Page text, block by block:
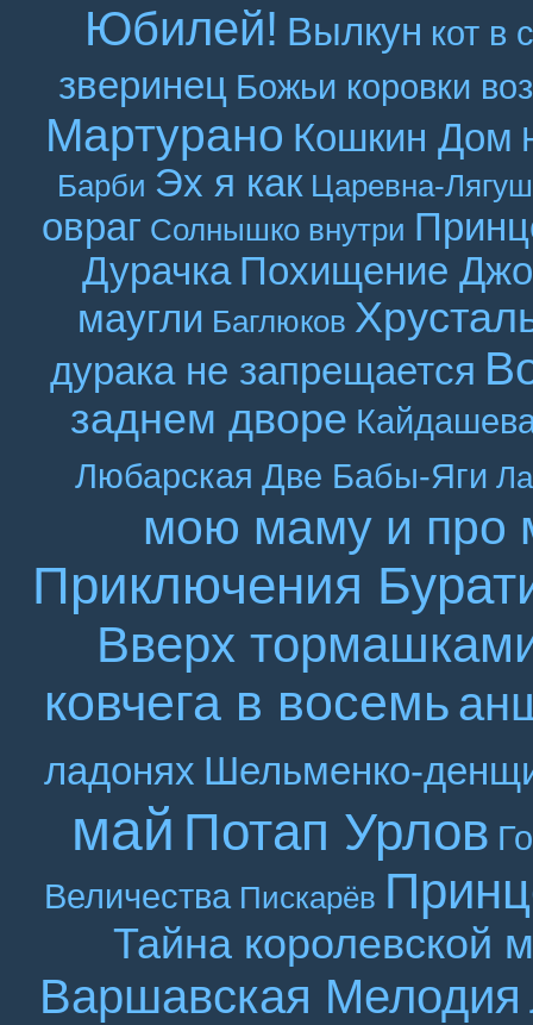
Юбилей! Вылкун кот в
зверинец Божьи коровки
Мартурано Кошкин Дом
Барби Эх я как Царевна-
овраг Солнышко внутри
Дурачка Похищение
маугли Баглюков
дурака не запрещается
заднем дворе
Любарская Две Бабы-Яги
мою маму и про
Приключения
Вверх
ковчега в восемь
ладонях Шельменко-
май Потап Урлов
Величества Пискарёв
Тайна королевской
Варшавская Мелодия